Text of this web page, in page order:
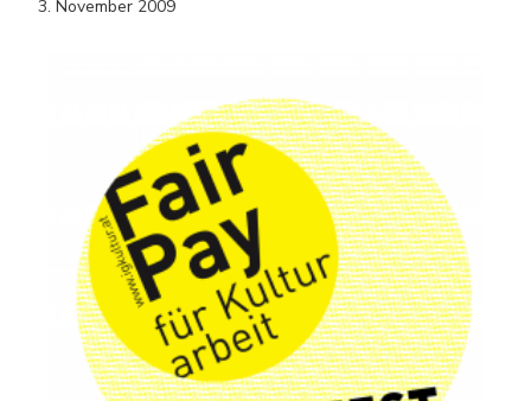
3. November 2009